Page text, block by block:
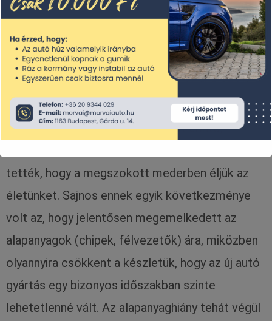
Kapcsolat
A másik ok a koronavírus hatása. Talán
emlékszünk még az egész világot érintő,
tették, hogy a megszokott mederben éljük az
életünket. Sajnos ennek egyik következménye
volt az, hogy jelentősen megemelkedett az
alapanyagok (chipek, félvezetők) ára, miközben
olyannyira csökkent a készletük, hogy az új autó
gyártás egy bizonyos időszakban szinte
lehetetlenné vált. Az alapanyaghiány tehát végül